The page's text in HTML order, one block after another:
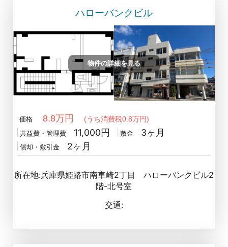
ハローバンクビル
物件の詳細を見る
価格 8.8万円 (うち消費税0.8万円)
共益費・管理費 11,000円 敷金 3ヶ月
償却・敷引金 2ヶ月
所在地:兵庫県姫路市南車崎2丁目 ハローバンクビル2
階-北号室
交通: